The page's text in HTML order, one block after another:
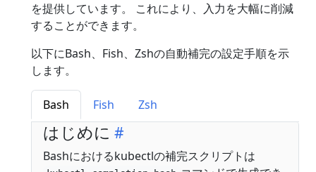
を提供しています。 これにより、入力を大幅に削減
することができます。
以下にBash、Fish、Zshの自動補完の設定手順を示
します。
Bash Fish Zsh
はじめに
Bashにおけるkubectlの補完スクリプトは